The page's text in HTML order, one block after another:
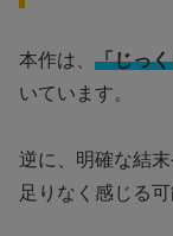
本作は、 「じっ
いています。
逆に、明確な結
足りなく感じる